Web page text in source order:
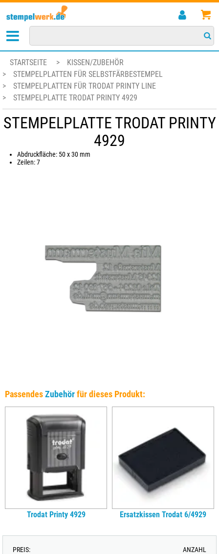
STARTSEITE >
KISSEN/ZUBEHÖR
>
STEMPELPLATTEN FÜR SELBSTFÄRBESTEMPEL
>
STEMPELPLATTEN FÜR TRODAT PRINTY LINE
>
STEMPELPLATTE TRODAT PRINTY 4929
STEMPELPLATTE TRODAT PRINTY
4929
Abdruckfläche: 50 x 30 mm
Zeilen: 7
PassendesZubehörfür dieses Produkt:
Trodat Printy 4929 Ersatzkissen Trodat 6/4929
PREIS: ANZAHL